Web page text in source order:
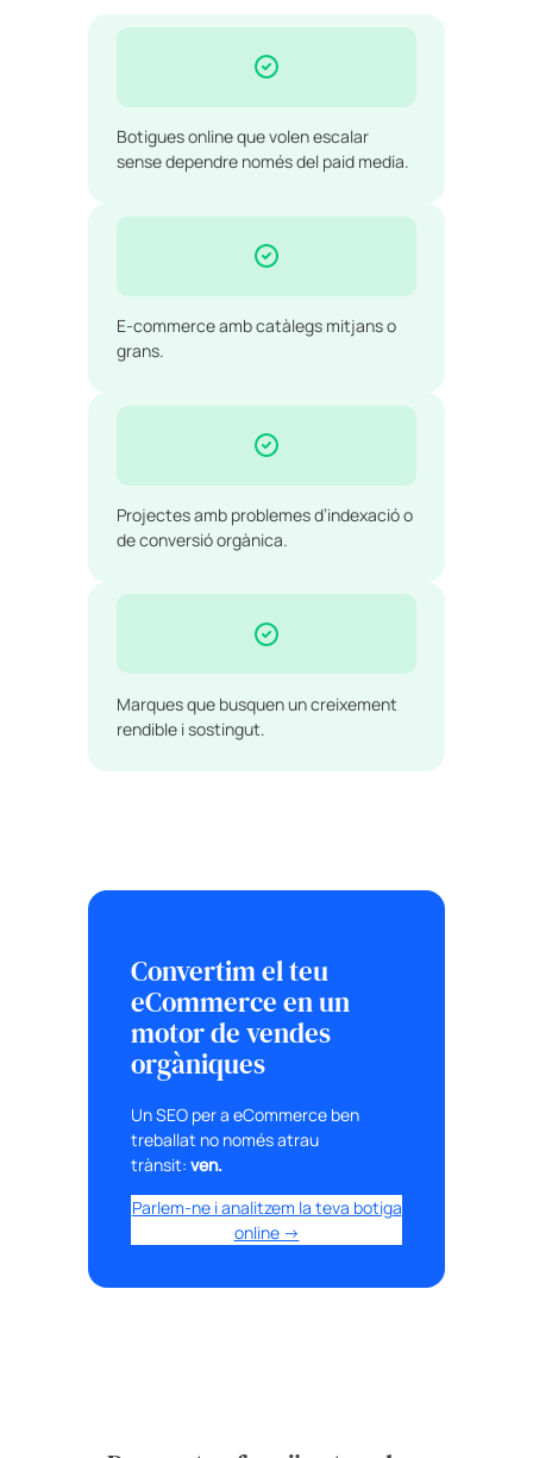
Botigues online que volen escalar
sense dependre només del paid media.
E-commerce amb catàlegs mitjans o
grans.
Projectes amb problemes d’indexació o
de conversió orgànica.
Marques que busquen un creixement
rendible i sostingut.
Convertim el teu
eCommerce en un
motor de vendes
orgàniques
Un SEO per a eCommerce ben
treballat no només atrau
trànsit: ven.
Parlem-ne i analitzem la teva botiga
online →